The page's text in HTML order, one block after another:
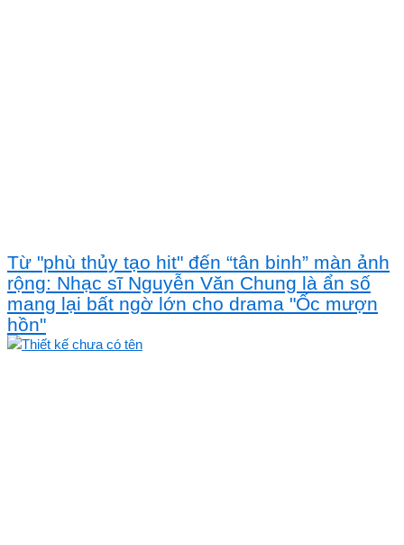
Từ "phù thủy tạo hit" đến “tân binh” màn ảnh
rộng: Nhạc sĩ Nguyễn Văn Chung là ẩn số
mang lại bất ngờ lớn cho drama "Ốc mượn
hồn"